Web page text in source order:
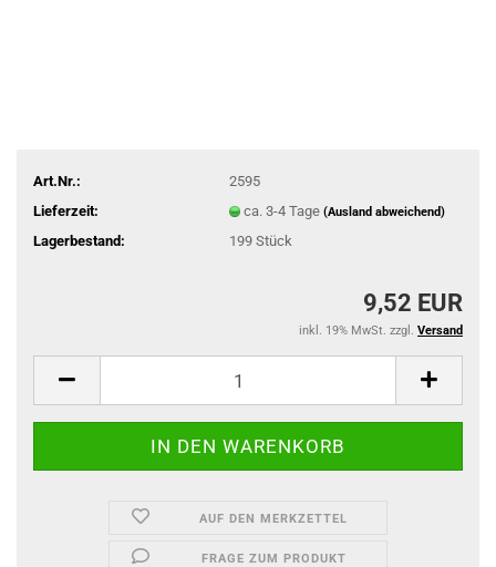
Art.Nr.:
2595
Lieferzeit:
ca. 3-4 Tage (Ausland abweichend)
Lagerbestand: 199 Stück
9,52 EUR
inkl. 19% MwSt. zzgl. Versand
AUF DEN MERKZETTEL
FRAGE ZUM PRODUKT